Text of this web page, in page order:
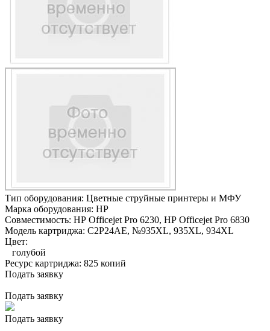
Тип оборудования: Цветные струйные принтеры и МФУ
Марка оборудования: HP
Совместимость: HP Officejet Pro 6230, HP Officejet Pro 6830
Модель картриджа: C2P24AE, №935XL, 935XL, 934XL
Цвет:
голубой
Ресурс картриджа: 825 копий
Подать заявку
Подать заявку
Подать заявку